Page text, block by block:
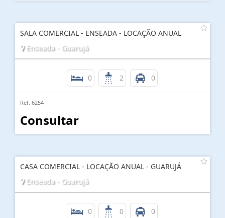
SALA COMERCIAL - ENSEADA - LOCAÇÃO ANUAL
Enseada - Guarujá
0 2 0
Ref. 6254
Consultar
CASA COMERCIAL - LOCAÇÃO ANUAL - GUARUJÁ
Enseada - Guarujá
0 0 0